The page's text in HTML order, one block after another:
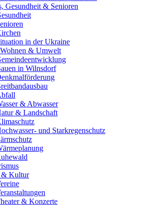
Gesundheit & Senioren
in der Ukraine
& Umwelt
in Wilnsdorf
& Abwasser
& Landschaft
und Starkregenschutz
& Kultur
& Konzerte